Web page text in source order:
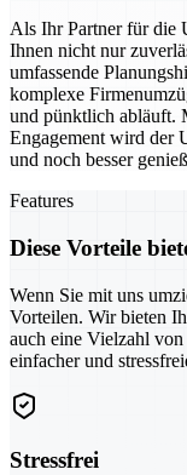
Als Ihr Partner für die
Ihnen nicht nur
umfassende
komplexe
und pünktlich abläuft.
Engagement wird der
und noch besser
Features
Diese Vorteile
Wenn Sie mit uns
Vorteilen. Wir bieten
auch eine Vielzahl
einfacher und
Stressfrei